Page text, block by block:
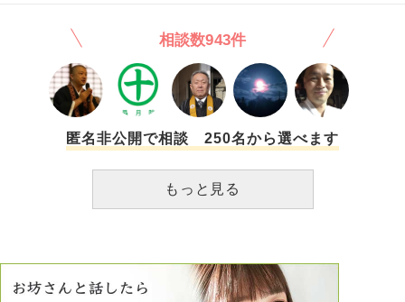
ありませんが、この世界に絶対はないので、心を痛めて亡く
分は裁かれ罰を受けます。 今まで書いた内容を読み直し
ましたが、結局は全部自分のためなんですね。自己保身であ
り自己中心であり、自分が可愛いから罰を受けたくないだの
裁かれたくないだの書いてわめいています。 もう自分が
嫌になってしまいました。後輩や自分を認めてくれる仲間が
いる自分に。もう死んで全てを終わらせたいのです。責任放
棄です、自己中心です。だけど、裁きを受けるのではないか
と一日、一日を過ごす勇気がないのです。もし亡くなってし
いるのですが、こちらも疲れ切ってしまいました。 兄にど
う対処したら良いのか、また、母や自分の心を守るにはどう
したら良いのかわからなくなってしまいました。 この先も
ずっと兄に配慮して自分の気持ちを寛大に持っていないとい
けないかと思うと泣きたくなる気持ちです。 兄弟の不仲に
対して亡くなった父が悲しむことはないと思います。生前そ
葉をいただければまた頑張れかもしれないと思い相談致しま
した。 宜しくお願い致します。
相談数943件
匿名非公開で相談 250名から選べます
もっと見る